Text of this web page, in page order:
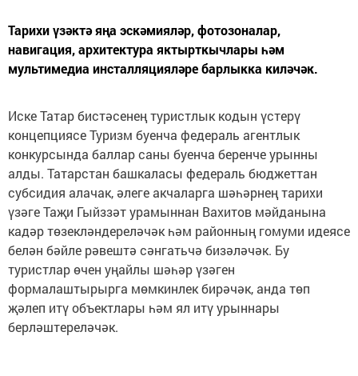
Тарихи үзәктә яңа эскәмияләр, фотозоналар,
навигация, архитектура яктырткычлары һәм
мультимедиа инсталляцияләре барлыкка киләчәк.
Иске Татар бистәсенең туристлык кодын үстерү
концепциясе Туризм буенча федераль агентлык
конкурсында баллар саны буенча беренче урынны
алды. Татарстан башкаласы федераль бюджеттан
субсидия алачак, әлеге акчаларга шәһәрнең тарихи
үзәге Таҗи Гыйззәт урамыннан Вахитов мәйданына
кадәр төзекләндереләчәк һәм районның гомуми идеясе
белән бәйле рәвештә сәнгатьчә бизәләчәк. Бу
туристлар өчен уңайлы шәһәр үзәген
формалаштырырга мөмкинлек бирәчәк, анда төп
җәлеп итү объектлары һәм ял итү урыннары
берләштереләчәк.